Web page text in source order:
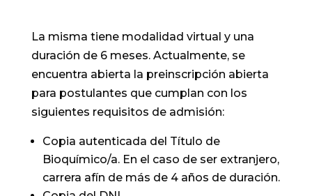
La misma tiene modalidad virtual y una
duración de 6 meses. Actualmente, se
encuentra abierta la preinscripción abierta
para postulantes que cumplan con los
siguientes requisitos de admisión:
Copia autenticada del Título de
Bioquímico/a. En el caso de ser extranjero,
carrera afín de más de 4 años de duración.